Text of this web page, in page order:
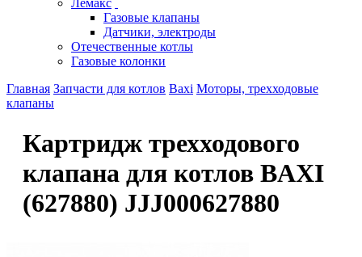
Лемакс
Газовые клапаны
Датчики, электроды
Отечественные котлы
Газовые колонки
Главная Запчасти для котлов Baxi Моторы, трехходовые
клапаны
Картридж трехходового
клапана для котлов BAXI
(627880) JJJ000627880